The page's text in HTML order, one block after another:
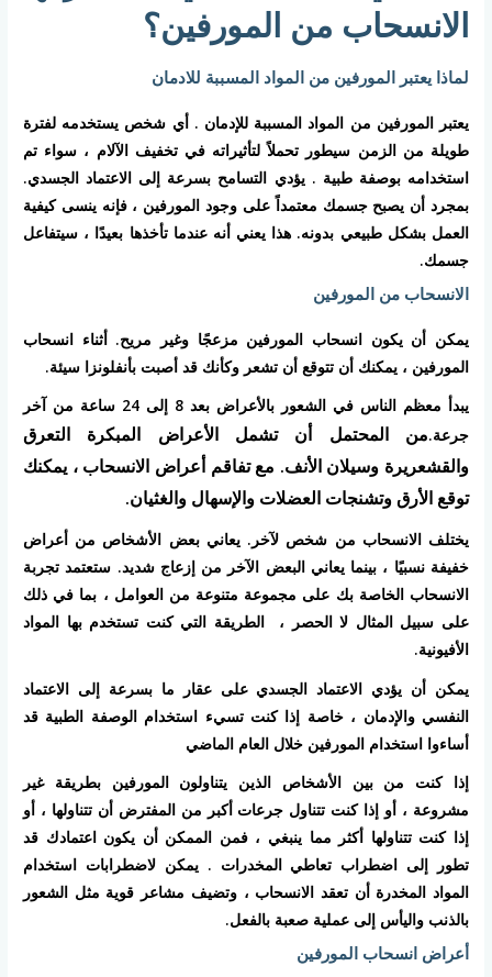
الانسحاب من المورفين؟
لماذا يعتبر المورفين من المواد المسببة للادمان
يعتبر المورفين من المواد المسببة للإدمان . أي شخص يستخدمه لفترة
طويلة من الزمن سيطور تحملاً لتأثيراته في تخفيف الآلام ، سواء تم
استخدامه بوصفة طبية . يؤدي التسامح بسرعة إلى الاعتماد الجسدي.
بمجرد أن يصبح جسمك معتمداً على وجود المورفين ، فإنه ينسى كيفية
العمل بشكل طبيعي بدونه. هذا يعني أنه عندما تأخذها بعيدًا ، سيتفاعل
جسمك.
الانسحاب من المورفين
يمكن أن يكون انسحاب المورفين مزعجًا وغير مريح. أثناء انسحاب
المورفين ، يمكنك أن تتوقع أن تشعر وكأنك قد أصبت بأنفلونزا سيئة.
يبدأ معظم الناس في الشعور بالأعراض بعد 8 إلى 24 ساعة من آخر
جرعة.من المحتمل أن تشمل الأعراض المبكرة التعرق
والقشعريرة وسيلان الأنف. مع تفاقم أعراض الانسحاب ، يمكنك
توقع الأرق وتشنجات العضلات والإسهال والغثيان.
يختلف الانسحاب من شخص لآخر. يعاني بعض الأشخاص من أعراض
خفيفة نسبيًا ، بينما يعاني البعض الآخر من إزعاج شديد. ستعتمد تجربة
الانسحاب الخاصة بك على مجموعة متنوعة من العوامل ، بما في ذلك
على سبيل المثال لا الحصر ، الطريقة التي كنت تستخدم بها المواد
الأفيونية.
يمكن أن يؤدي الاعتماد الجسدي على عقار ما بسرعة إلى الاعتماد
النفسي والإدمان ، خاصة إذا كنت تسيء استخدام الوصفة الطبية قد
أساءوا استخدام المورفين خلال العام الماضي
إذا كنت من بين الأشخاص الذين يتناولون المورفين بطريقة غير
مشروعة ، أو إذا كنت تتناول جرعات أكبر من المفترض أن تتناولها ، أو
إذا كنت تتناولها أكثر مما ينبغي ، فمن الممكن أن يكون اعتمادك قد
تطور إلى اضطراب تعاطي المخدرات . يمكن لاضطرابات استخدام
المواد المخدرة أن تعقد الانسحاب ، وتضيف مشاعر قوية مثل الشعور
بالذنب واليأس إلى عملية صعبة بالفعل.
أعراض انسحاب المورفين